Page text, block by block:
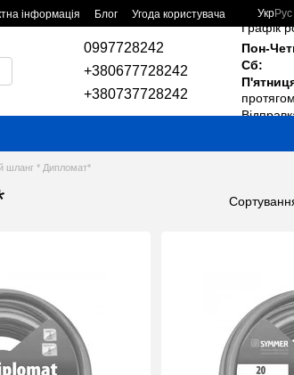
інформація Блог Угода користувача УкрРус
0997728242
+380677728242
+380737728242
Графік
Пон-
Сб:
шланг * Дипломат*